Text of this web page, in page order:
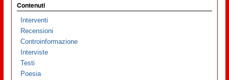
Contenuti
Interventi
Recensioni
Controinformazione
Interviste
Testi
Poesia